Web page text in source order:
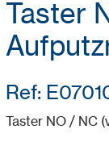
Taster
Ref:
Taster NO / NC